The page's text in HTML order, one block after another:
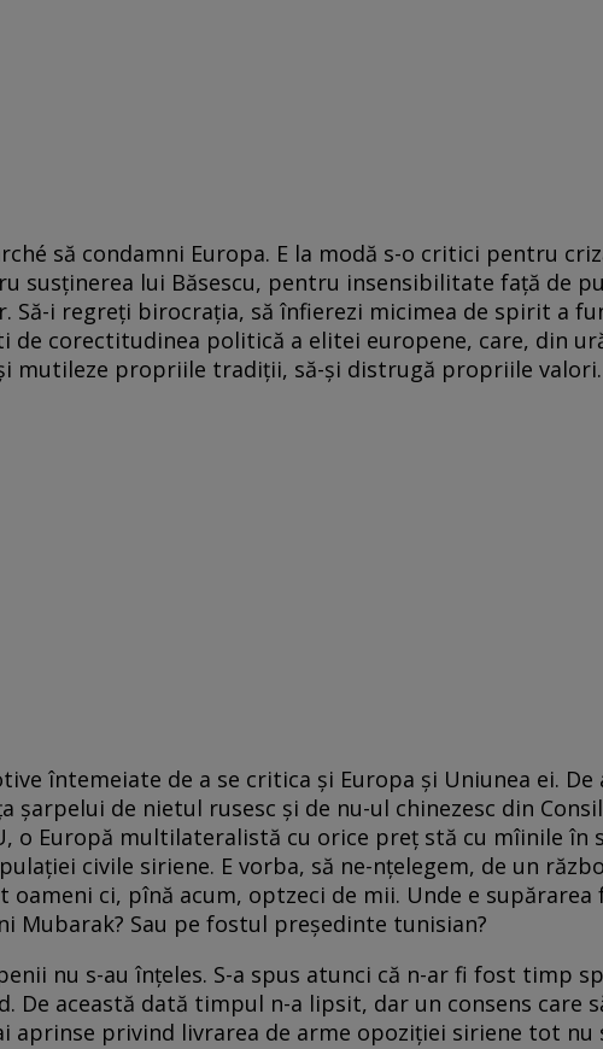
să condamni Europa. E la modă s-o critici pentru
susţinerea lui Băsescu, pentru insensibilitate faţă de
Să-i regreţi birocraţia, să înfierezi micimea de spirit a
de corectitudinea politică a elitei europene, care, din
mutileze propriile tradiţii, să-şi distrugă propriile valori.
întemeiate de a se critica şi Europa şi Uniunea ei. De
şarpelui de nietul rusesc şi de nu-ul chinezesc din
o Europă multilateralistă cu orice preţ stă cu mîinile în
civile siriene. E vorba, să ne-nţelegem, de un
oameni ci, pînă acum, optzeci de mii. Unde e supărarea
Mubarak? Sau pe fostul preşedinte tunisian?
nu s-au înţeles. S-a spus atunci că n-ar fi fost timp
De această dată timpul n-a lipsit, dar un consens care
aprinse privind livrarea de arme opoziţiei siriene tot nu